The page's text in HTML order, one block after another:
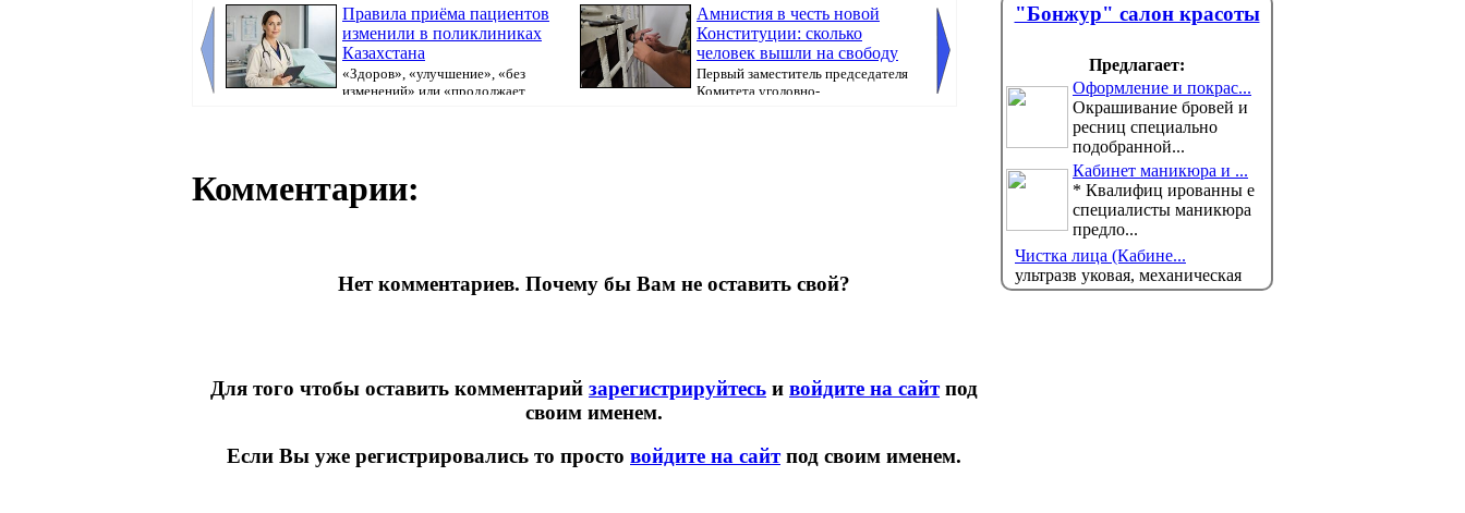
Правила приёма пациентов
изменили в поликлиниках
Казахстана
«Здоров», «улучшение», «без
изменений» или «продолжает
Амнистия в честь новой
Конституции: сколько
человек вышли на свободу
Первый заместитель председателя
Комитета уголовно-
Что происходит с курсом
прокомментировал ситуацию на
валютном рынке и ...
Комментарии:
Нет комментариев. Почему бы Вам не оставить свой?
Для того чтобы оставить комментарий зарегистрируйтесь и войдите на сайтпод
своим именем.
Если Вы уже регистрировались то просто войдите на сайтпод своим именем.
"Бонжур" салон красоты
Предлагает:
Оформление и покрас...
Окрашивание бровей и
ресниц специально
подобранной...
Кабинет маникюра и ...
* Квалифиц ированны е
специалисты маникюра
предло...
Чистка лица (Кабине...
ультразв уковая, механическая